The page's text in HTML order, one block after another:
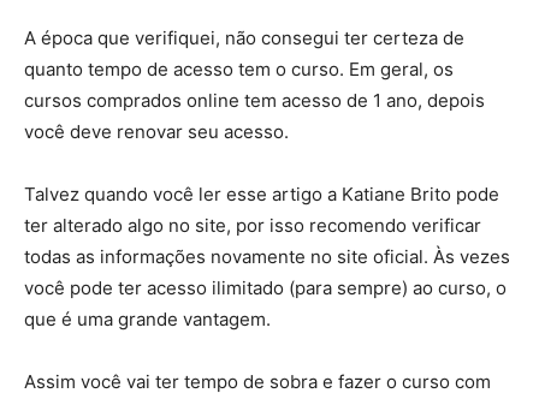
A época que verifiquei, não consegui ter certeza de
quanto tempo de acesso tem o curso. Em geral, os
cursos comprados online tem acesso de 1 ano, depois
você deve renovar seu acesso.
Talvez quando você ler esse artigo a Katiane Brito pode
ter alterado algo no site, por isso recomendo verificar
todas as informações novamente no site oficial. Às vezes
você pode ter acesso ilimitado (para sempre) ao curso, o
que é uma grande vantagem.
Assim você vai ter tempo de sobra e fazer o curso com